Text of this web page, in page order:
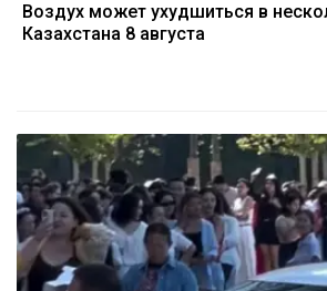
Воздух может ухудшиться в
Казахстана 8 августа